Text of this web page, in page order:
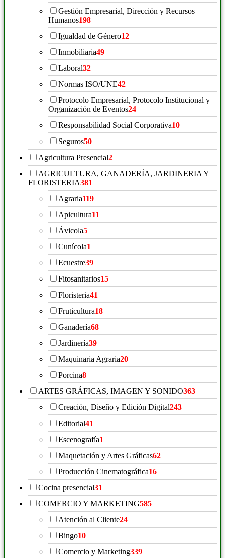
Gestión Empresarial, Dirección y Recursos
Humanos198
Igualdad de Género12
Inmobiliaria49
Laboral32
Normas ISO/UNE42
Protocolo Empresarial, Protocolo Institucional y
Organización de Eventos24
Responsabilidad Social Corporativa10
Seguros50
Agricultura Presencial2
AGRICULTURA, GANADERÍA, JARDINERIA Y
FLORISTERIA381
Agraria119
Apicultura11
Ávicola5
Cunícola1
Ecuestre39
Fitosanitarios15
Floristeria41
Fruticultura18
Ganadería68
Jardinería39
Maquinaria Agraria20
Porcina8
ARTES GRÁFICAS, IMAGEN Y SONIDO363
Creación, Diseño y Edición Digital243
Editorial41
Escenografía1
Maquetación y Artes Gráficas62
Producción Cinematográfica16
Cocina presencial31
COMERCIO Y MARKETING585
Atención al Cliente24
Bingo10
Comercio y Marketing339